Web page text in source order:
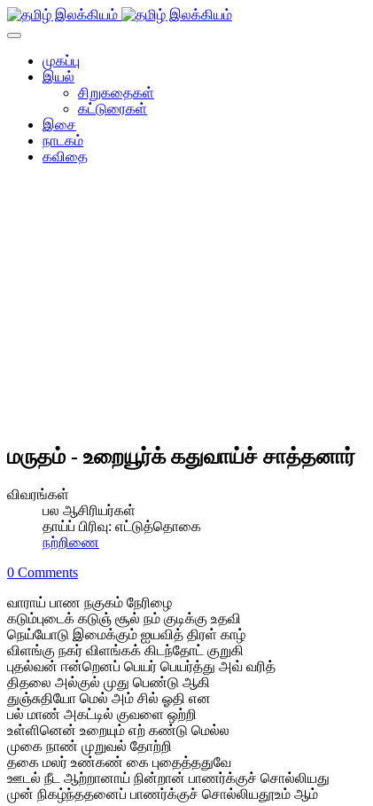
முகப்பு
இயல்
சிறுகதைகள்
கட்டுரைகள்
இசை
நாடகம்
கவிதை
மருதம் - உறையூர்க் கதுவாய்ச் சாத்தனார்
விவரங்கள்
பல ஆசிரியர்கள்
தாய்ப் பிரிவு: எட்டுத்தொகை
நற்றிணை
0 Comments
வாராய் பாண நகுகம் நேரிழை
கடும்புடைக் கடுஞ் சூல் நம் குடிக்கு உதவி
நெய்யோடு இமைக்கும் ஐயவித் திரள் காழ்
விளங்கு நகர் விளங்கக் கிடந்தோட் குறுகி
புதல்வன் ஈன்றெனப் பெயர் பெயர்த்து அவ் வரித்
திதலை அல்குல் முது பெண்டு ஆகி
துஞ்சுதியோ மெல் அம் சில் ஓதி என
பல் மாண் அகட்டில் குவளை ஒற்றி
உள்ளினென் உறையும் எற் கண்டு மெல்ல
முகை நாண் முறுவல் தோற்றி
தகை மலர் உண்கண் கை புதைத்ததுவே
ஊடல் நீட ஆற்றானாய் நின்றான் பாணர்க்குச் சொல்லியது
முன் நிகழ்ந்ததனைப் பாணர்க்குச் சொல்லியதூஉம் ஆம்